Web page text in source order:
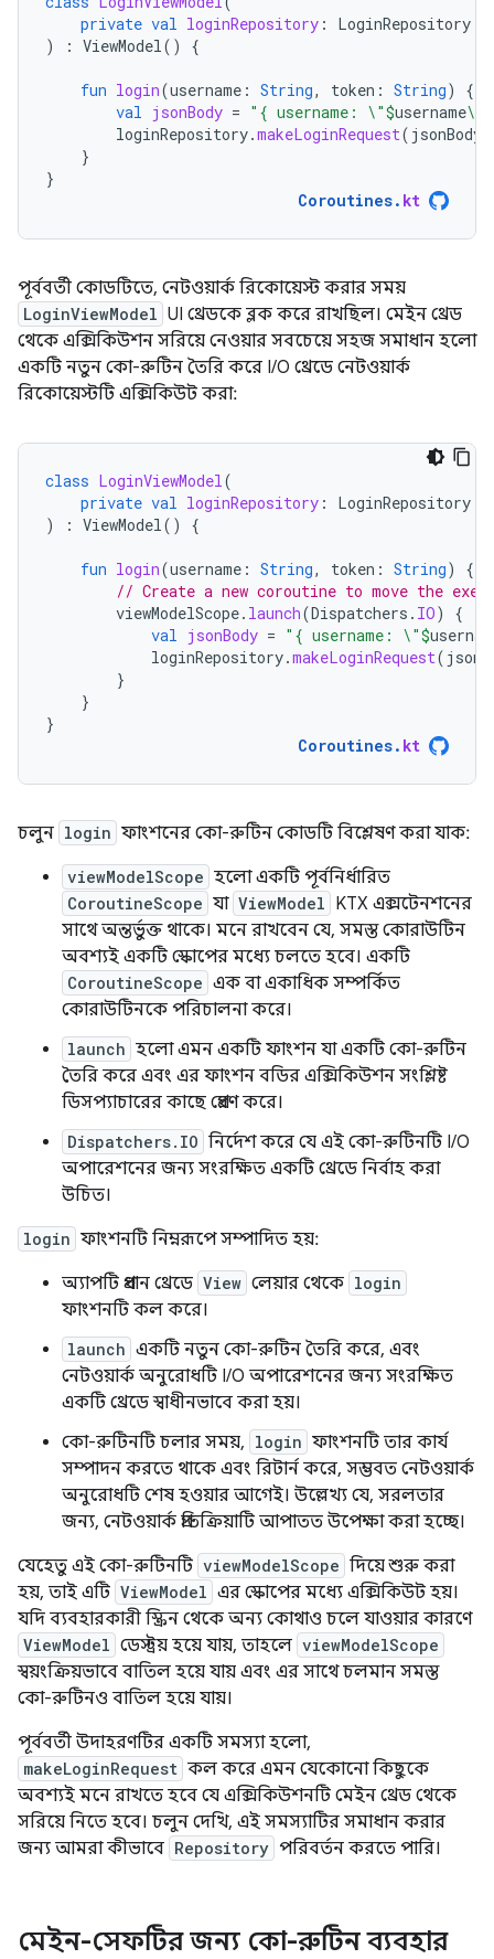
private val loginRepository :
LoginRepository
)
: ViewModel() {
fun login(username : String, token : String)
{
val jsonBody = "{ username: \"$username\",
loginRepository.makeLoginRequest( jsonBody
}
}
Coroutines. kt
পূর্ববর্তী কোডটিতে, নেটওয়ার্ক রিকোয়েস্ট করার সময়
LoginViewModel UI থ্রেডকে ব্লক করে রাখছিল। মেইন থ্রেড
থেকে এক্সিকিউশন সরিয়ে নেওয়ার সবচেয়ে সহজ সমাধান হলো
একটি নতুন কো-রুটিন তৈরি করে I/O থ্রেডে নেটওয়ার্ক
রিকোয়েস্টটি এক্সিকিউট করা:
class LoginViewModel(
private val loginRepository :
LoginRepository
)
: ViewModel() {
fun login(username : String, token : String)
{
// Create a new coroutine to move the
viewModelScope. launch(Dispatchers . IO)
{
val jsonBody = "{ username: \"$
loginRepository.makeLoginRequest(
}
}
}
Coroutines. kt
চলুন login ফাংশনের কো-রুটিন কোডটি বিশ্লেষণ করা যাক:
viewModelScope হলো একটি পূর্বনির্ধারিত
CoroutineScope যা ViewModel KTX এক্সটেনশনের
সাথে অন্তর্ভুক্ত থাকে। মনে রাখবেন যে, সমস্ত কোরাউটিন
অবশ্যই একটি স্কোপের মধ্যে চলতে হবে। একটি
CoroutineScope এক বা একাধিক সম্পর্কিত
কোরাউটিনকে পরিচালনা করে।
launch হলো এমন একটি ফাংশন যা একটি কো-রুটিন
তৈরি করে এবং এর ফাংশন বডির এক্সিকিউশন সংশ্লিষ্ট
ডিসপ্যাচারের কাছে প্রেরণ করে।
Dispatchers.IO নির্দেশ করে যে এই কো-রুটিনটি I/O
অপারেশনের জন্য সংরক্ষিত একটি থ্রেডে নির্বাহ করা
উচিত।
login ফাংশনটি নিম্নরূপে সম্পাদিত হয়:
অ্যাপটি প্রধান থ্রেডে View লেয়ার থেকে login
ফাংশনটি কল করে।
launch একটি নতুন কো-রুটিন তৈরি করে, এবং
নেটওয়ার্ক অনুরোধটি I/O অপারেশনের জন্য সংরক্ষিত
একটি থ্রেডে স্বাধীনভাবে করা হয়।
কো-রুটিনটি চলার সময়, login ফাংশনটি তার কার্য
সম্পাদন করতে থাকে এবং রিটার্ন করে, সম্ভবত নেটওয়ার্ক
অনুরোধটি শেষ হওয়ার আগেই। উল্লেখ্য যে, সরলতার
জন্য, নেটওয়ার্ক প্রতিক্রিয়াটি আপাতত উপেক্ষা করা হচ্ছে।
যেহেতু এই কো-রুটিনটি viewModelScope দিয়ে শুরু করা
হয়, তাই এটি ViewModel এর স্কোপের মধ্যে এক্সিকিউট হয়।
যদি ব্যবহারকারী স্ক্রিন থেকে অন্য কোথাও চলে যাওয়ার কারণে
ViewModel ডেস্ট্রয় হয়ে যায়, তাহলে viewModelScope
স্বয়ংক্রিয়ভাবে বাতিল হয়ে যায় এবং এর সাথে চলমান সমস্ত
কো-রুটিনও বাতিল হয়ে যায়।
পূর্ববর্তী উদাহরণটির একটি সমস্যা হলো,
makeLoginRequest কল করে এমন যেকোনো কিছুকে
অবশ্যই মনে রাখতে হবে যে এক্সিকিউশনটি মেইন থ্রেড থেকে
সরিয়ে নিতে হবে। চলুন দেখি, এই সমস্যাটির সমাধান করার
জন্য আমরা কীভাবে Repository পরিবর্তন করতে পারি।
মেইন-সেফটির জন্য কো-রুটিন ব্যবহার